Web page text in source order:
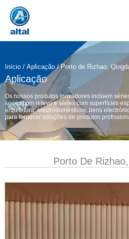
Saltar
para
conteúdo
Início / Aplicação/ Porto de Rizhao,
Aplicação
Os nossos produtos inovadores incluem
séries com relevo e séries com superfícies
arquitetura, electrodomésticos, bens
para fornecer soluções de produtos
Porto De